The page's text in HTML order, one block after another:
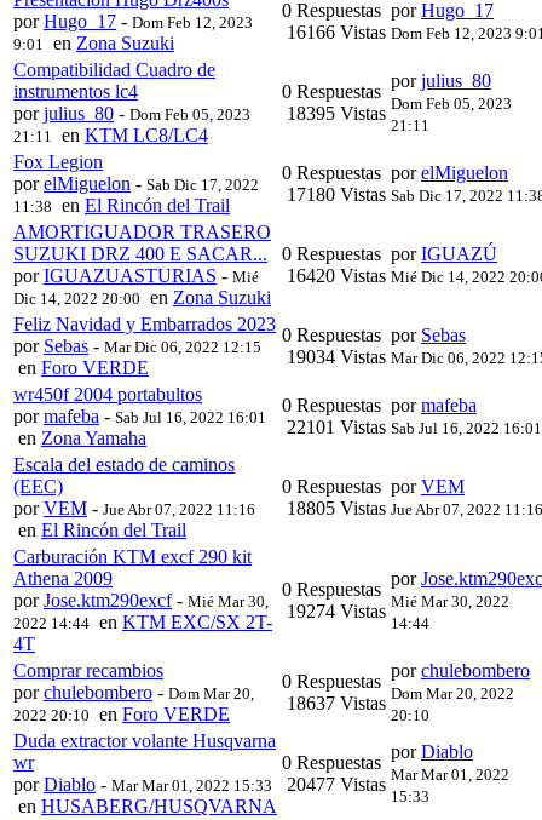
porHugo_17 - Dom Feb 12, 2023
9:01
en Zona Suzuki
0 Respuestas
16166 Vistas
porHugo_17
Dom Feb 12, 2023
Compatibilidad Cuadro de
instrumentos lc4
porjulius_80 - Dom Feb 05, 2023
21:11
en KTM LC8/LC4
0 Respuestas
18395 Vistas
porjulius_80
Dom Feb 05, 2023
21:11
Fox Legion
porelMiguelon - Sab Dic 17, 2022
11:38 en El Rincón del Trail
0 Respuestas
17180 Vistas
porelMiguelon
Sab Dic 17, 2022
AMORTIGUADOR TRASERO
SUZUKI DRZ 400 E SACAR...
porIGUAZUASTURIAS - Mié
Dic 14, 2022 20:00 en Zona Suzuki
0 Respuestas
16420 Vistas
porIGUAZÚ
Mié Dic 14, 2022
Feliz Navidad y Embarrados 2023
por Sebas - Mar Dic 06, 2022 12:15
en Foro VERDE
0 Respuestas
19034 Vistas
por Sebas
Mar Dic 06, 2022
wr450f 2004 portabultos
pormafeba - Sab Jul 16, 2022 16:01
en Zona Yamaha
0 Respuestas
22101 Vistas
pormafeba
Sab Jul 16, 2022 16:01
Escala del estado de caminos
(EEC)
porVEM - Jue Abr 07, 2022 11:16
en El Rincón del Trail
0 Respuestas
18805 Vistas
porVEM
Jue Abr 07, 2022 11:16
Carburación KTM excf 290 kit
Athena 2009
porJose.ktm290excf- Mié Mar 30,
2022 14:44 en KTM EXC/SX 2T-
4T
0 Respuestas
19274 Vistas
por
Mié Mar 30, 2022
14:44
Comprar recambios
porchulebombero - Dom Mar 20,
2022 20:10 en Foro VERDE
0 Respuestas
18637 Vistas
porchulebombero
Dom Mar 20, 2022
20:10
Duda extractor volante Husqvarna
wr
porDiablo - Mar Mar 01, 2022 15:33
en HUSABERG/HUSQVARNA
0 Respuestas
20477 Vistas
porDiablo
Mar Mar 01, 2022
15:33